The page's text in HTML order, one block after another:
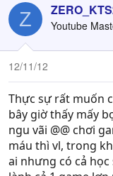
Z Youtube
12/11/12
Thực sự rất muốn
bây giờ thấy mấy
ngu vãi @@ chơi
máu thì vl, trong
ai nhưng có cả